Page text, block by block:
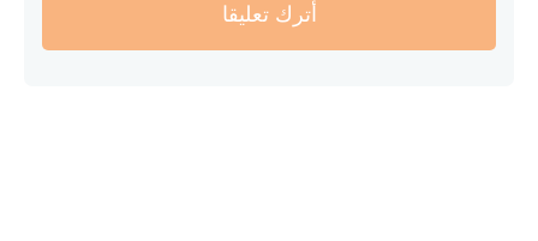
أترك تعليقا